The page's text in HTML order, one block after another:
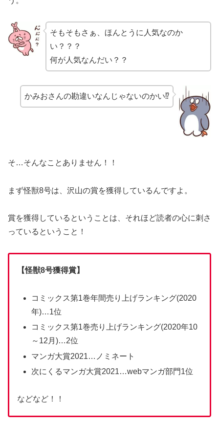
そもそもさぁ、ほんとうに人気なのか
い？？？
何が人気なんだい？？
かみおさんの勘違いなんじゃないのかい⁉
そ…そんなことありません！！
まず怪獣8号は、沢山の賞を獲得しているんですよ。
賞を獲得しているということは、それほど読者の心に刺さ
っているということ！
【怪獣8号獲得賞】
コミックス第1巻年間売り上げランキング(2020
年)…1位
コミックス第1巻売り上げランキング(2020年10
～12月)…2位
マンガ大賞2021…ノミネート
次にくるマンガ大賞2021…webマンガ部門1位
などなど！！